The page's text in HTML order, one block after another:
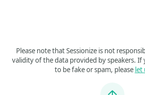
Please note that Sessionize is not
validity of the data provided by speakers. If
to be fake or spam, please let